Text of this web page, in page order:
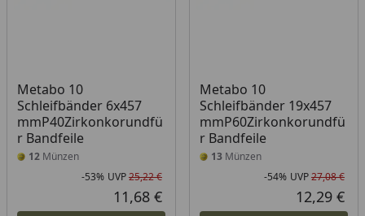
Metabo 10
Schleifbänder 6x457
mmP40Zirkonkorundfü
r Bandfeile
12 Münzen
Rabatt in Prozent
-53%
Ursprünglicher Preis
UVP25,22 €
Aktueller Preis
11,68 €
Metabo 10
Schleifbänder 19x457
mmP60Zirkonkorundfü
r Bandfeile
13Münzen
-54% UVP27,08 €
12,29 €